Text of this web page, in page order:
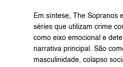
Em síntese, The Sopranos
séries que utilizam crime
como eixo emocional e
narrativa principal. São
masculinidade, colapso